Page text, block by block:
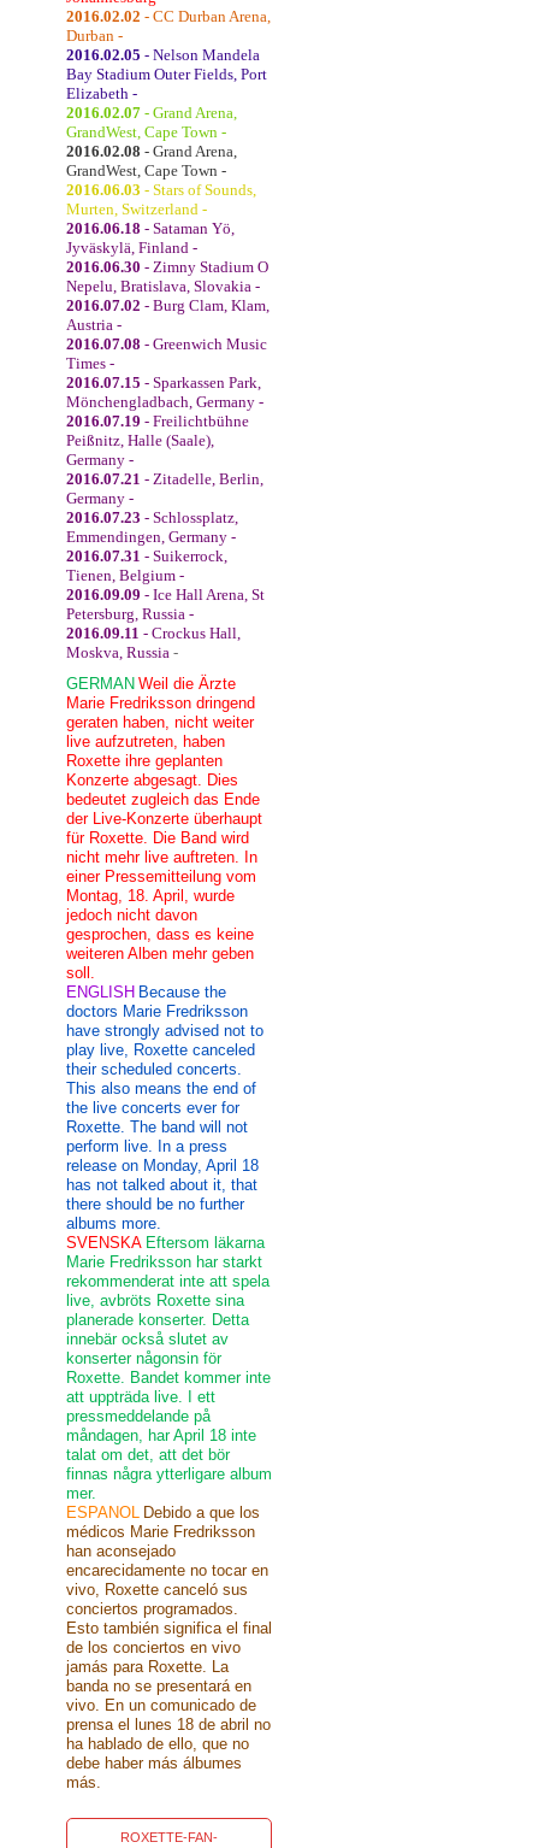
2016.02.02 - CC Durban Arena,
Durban -
2016.02.05 - Nelson Mandela
Bay Stadium Outer Fields, Port
Elizabeth -
2016.02.07 - Grand Arena,
GrandWest, Cape Town -
2016.02.08 - Grand Arena,
GrandWest, Cape Town -
2016.06.03 - Stars of Sounds,
Murten, Switzerland -
2016.06.18 - Sataman Yö,
Jyväskylä, Finland -
2016.06.30 - Zimny Stadium O
Nepelu, Bratislava, Slovakia -
2016.07.02 - Burg Clam, Klam,
Austria -
2016.07.08 - Greenwich Music
Times -
2016.07.15 - Sparkassen Park,
Mönchengladbach, Germany -
2016.07.19 - Freilichtbühne
Peißnitz, Halle (Saale),
Germany -
2016.07.21 - Zitadelle, Berlin,
Germany -
2016.07.23 - Schlossplatz,
Emmendingen, Germany -
2016.07.31 - Suikerrock,
Tienen, Belgium -
2016.09.09 - Ice Hall Arena, St
Petersburg, Russia -
2016.09.11 - Crockus Hall,
Moskva, Russia -
GERMAN Weil die Ärzte
Marie Fredriksson dringend
geraten haben, nicht weiter
live aufzutreten, haben
Roxette ihre geplanten
Konzerte abgesagt. Dies
bedeutet zugleich das Ende
der Live-Konzerte überhaupt
für Roxette. Die Band wird
nicht mehr live auftreten. In
einer Pressemitteilung vom
Montag, 18. April, wurde
jedoch nicht davon
gesprochen, dass es keine
weiteren Alben mehr geben
soll.
ENGLISH Because the
doctors Marie Fredriksson
have strongly advised not to
play live, Roxette canceled
their scheduled concerts.
This also means the end of
the live concerts ever for
Roxette. The band will not
perform live. In a press
release on Monday, April 18
has not talked about it, that
there should be no further
albums more.
SVENSKA Eftersom läkarna
Marie Fredriksson har starkt
rekommenderat inte att spela
live, avbröts Roxette sina
planerade konserter. Detta
innebär också slutet av
konserter någonsin för
Roxette. Bandet kommer inte
att uppträda live. I ett
pressmeddelande på
måndagen, har April 18 inte
talat om det, att det bör
finnas några ytterligare album
mer.
ESPANOL Debido a que los
médicos Marie Fredriksson
han aconsejado
encarecidamente no tocar en
vivo, Roxette canceló sus
conciertos programados.
Esto también significa el final
de los conciertos en vivo
jamás para Roxette. La
banda no se presentará en
vivo. En un comunicado de
prensa el lunes 18 de abril no
ha hablado de ello, que no
debe haber más álbumes
más.
ROXETTE-FAN-